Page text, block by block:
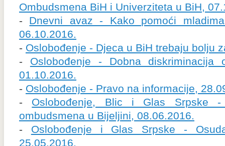
Ombudsmena BiH i Univerziteta u BiH,
- Dnevni avaz - Kako pomoći
06.10.2016.
- Oslobođenje - Djeca u BiH trebaju bolju
- Oslobođenje - Dobna diskriminacija
01.10.2016.
- Oslobođenje - Pravo na informacije,
- Oslobođenje, Blic i Glas Srpske -
ombudsmena u Bijeljini, 08.06.2016.
- Oslobođenje i Glas Srpske -
25.05.2016.